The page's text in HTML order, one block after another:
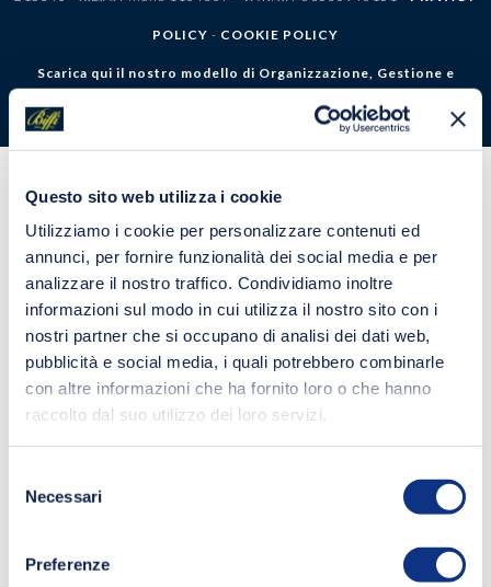
Questo sito web utilizza i cookie
Utilizziamo i cookie per personalizzare contenuti ed
annunci, per fornire funzionalità dei social media e per
analizzare il nostro traffico. Condividiamo inoltre
informazioni sul modo in cui utilizza il nostro sito con i
nostri partner che si occupano di analisi dei dati web,
pubblicità e social media, i quali potrebbero combinarle
con altre informazioni che ha fornito loro o che hanno
raccolto dal suo utilizzo dei loro servizi.
delNecessari
Preferenze
POLICY - COOKIE POLICY
Scarica qui il nostro modello di Organizzazione, Gestione e
controllo ex D.lgs. 231